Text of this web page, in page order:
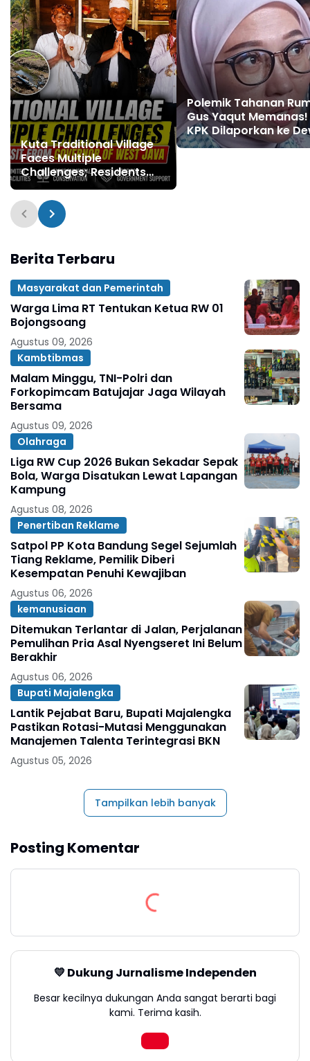
Kuta Traditional Village
Faces Multiple
Challenges; Residents
Hope for a Visit from the
Governor of West Java
Polemik Tahanan
Gus Yaqut Memanas!
KPK Dilaporkan ke
Usai Momen Lebaran
Berita Terbaru
Masyarakat dan Pemerintah
Warga Lima RT Tentukan Ketua RW 01
Bojongsoang
Agustus 09, 2026
Kambtibmas
Malam Minggu, TNI-Polri dan
Forkopimcam Batujajar Jaga Wilayah
Bersama
Agustus 09, 2026
Olahraga
Liga RW Cup 2026 Bukan Sekadar Sepak
Bola, Warga Disatukan Lewat Lapangan
Kampung
Agustus 08, 2026
Penertiban Reklame
Satpol PP Kota Bandung Segel Sejumlah
Tiang Reklame, Pemilik Diberi
Kesempatan Penuhi Kewajiban
Agustus 06, 2026
kemanusiaan
Ditemukan Terlantar di Jalan, Perjalanan
Pemulihan Pria Asal Nyengseret Ini Belum
Berakhir
Agustus 06, 2026
Bupati Majalengka
Lantik Pejabat Baru, Bupati Majalengka
Pastikan Rotasi-Mutasi Menggunakan
Manajemen Talenta Terintegrasi BKN
Agustus 05, 2026
Tampilkan lebih banyak
Posting Komentar
💛 Dukung Jurnalisme Independen
Besar kecilnya dukungan Anda sangat berarti bagi
kami. Terima kasih.